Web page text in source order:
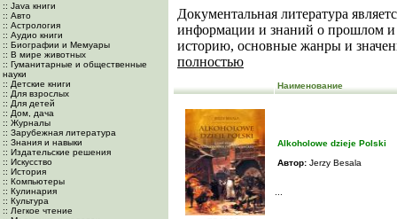
:: Java книги
:: Авто
:: Астрология
:: Аудио книги
:: Биографии и Мемуары
:: В мире животных
:: Гуманитарные и общественные
науки
:: Детские книги
:: Для взрослых
:: Для детей
:: Дом, дача
:: Журналы
:: Зарубежная литература
:: Знания и навыки
:: Издательские решения
:: Искусство
:: История
:: Компьютеры
:: Кулинария
:: Культура
:: Легкое чтение
Документальная литература
информации и знаний о прошлом и
историю, основные жанры и
полностью
Наименование
Alkoholowe dzieje Polski
Автор: Jerzy Besala